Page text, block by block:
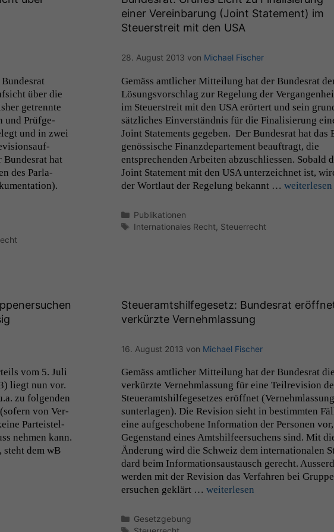
über die
getren­nte
und Prüfge­
und in zwei
hat
des Par­la­
einer Vereinbarung (Joint Statement) im
Steuerstreit mit den USA
28. August 2013 von Michael Fischer
Gemäss amtlich­er Mit­teilung hat der Bun­desrat
Lösungsvorschlag zur Regelung der
im Steuer­stre­it mit den USAerörtert und sein
sät­zlich­es Ein­ver­ständ­nis für die Final­isierung
Joint State­ments gegeben. Der Bun­desrat hat das
genös­sis­che Finanzde­parte­ment beauf­tragt, die
entsprechen­den Arbeit­en abzuschliessen. Sobald
Joint State­ment mit den USAunterze­ich­net ist,
der Wort­laut der Regelung bekan­nt … weit­er­lesen
Kategorien
Publikationen
Schlagwörter
Internationales Recht Steuerrecht
vom 5. Juli
liegt nun vor.
zu fol­gen­den
von Ver­
Parteis­tel­
nehmen kann.
ste­ht dem wB
Steueramtshilfegesetz: Bundesrat
verkürzte Vernehmlassung
16. August 2013 von Michael Fischer
Gemäss amtlich­er Mit­teilung hat der Bun­desrat die
verkürzte Vernehm­las­sung für eine Teil­re­vi­sion
Steuer­amt­shil­fege­set­zes eröffnet
sun­ter­la­gen). Die Revi­sion sieht in bes­timmten
eine aufgeschobene Infor­ma­tion der Per­so­n­en
Gegen­stand eines Amt­shil­feer­suchens sind. Mit
Änderung wird die Schweiz dem inter­na­tionalen
dard beim Infor­ma­tion­saus­tausch gerecht.
wer­den mit der Revi­sion das Ver­fahren bei
er­suchen gek­lärt … weit­er­lesen
Kategorien
Gesetzgebung
Notwendige
Cookies
Diese
Cookies sind
nicht
optional, es
braucht sie,
damit die
Website
korrekt